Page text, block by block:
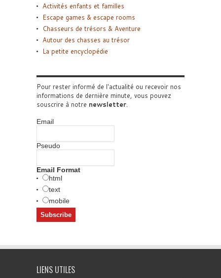
Activités enfants et familles
Escape games & escape rooms
Chasseurs de trésors & Aventure
Autour des chasses au trésor
La petite encyclopédie
Pour rester informé de l'actualité ou recevoir nos
informations de dernière minute, vous pouvez
souscrire à notre newsletter.
Email
Pseudo
Email Format
html
text
mobile
LIENS UTILES